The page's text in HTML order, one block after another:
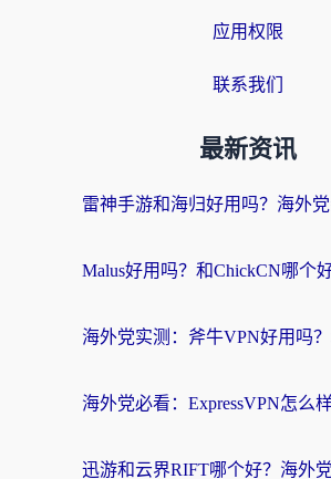
应用权限
联系我们
最新资讯